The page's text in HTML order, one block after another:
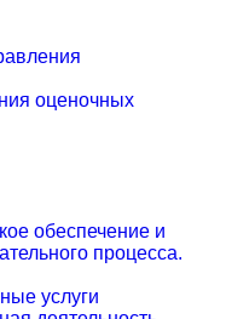
оценочных
обеспечение и
процесса.
услуги